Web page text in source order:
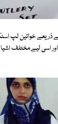
خواتین لپ
اسی لیے مختلف